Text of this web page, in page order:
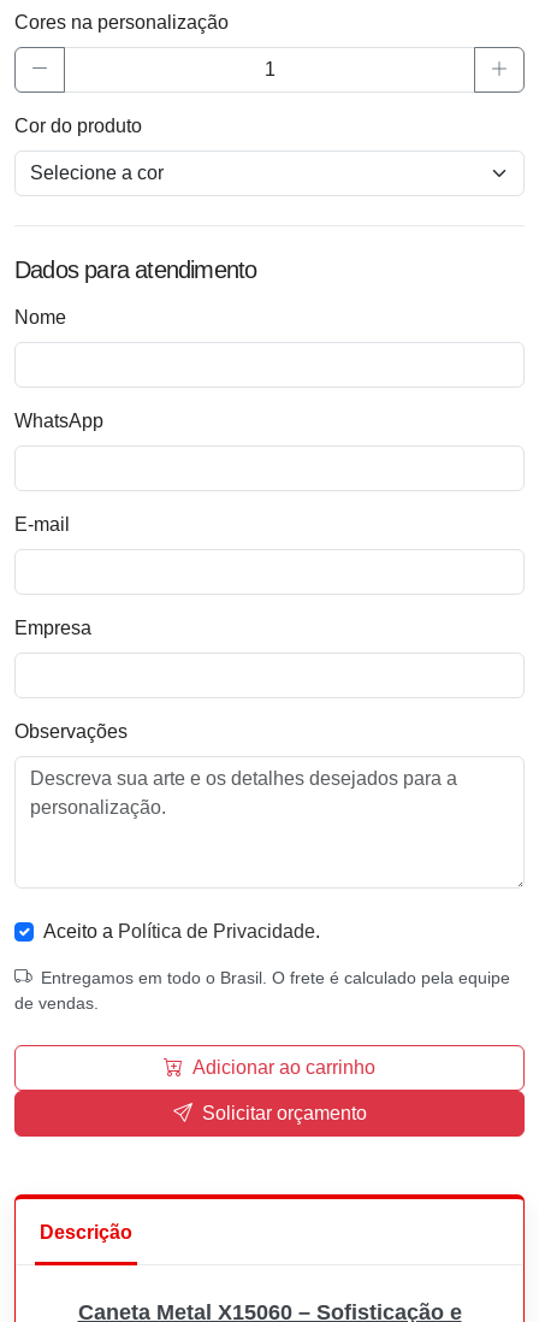
Cores na personalização
Cor do produto
Dados para atendimento
Nome
WhatsApp
E-mail
Empresa
Observações
Aceito a Política de Privacidade.
Entregamos em todo o Brasil. O frete é calculado pela equipe
de vendas.
Adicionar ao carrinho
Solicitar orçamento
Descrição
Caneta Metal X15060 – Sofisticação e